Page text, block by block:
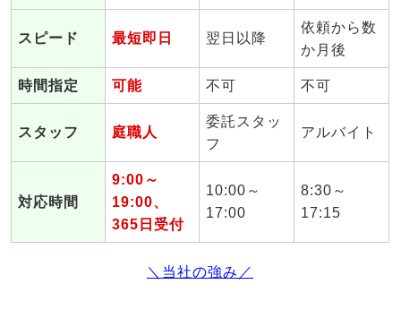
スピード 最短即日 翌日以降
依頼から数
か月後
時間指定 可能 不可 不可
スタッフ 庭職人
委託スタッ
フ
アルバイト
対応時間
9:00～
19:00、
365日受付
10:00～
17:00
8:30～
17:15
＼当社の強み／